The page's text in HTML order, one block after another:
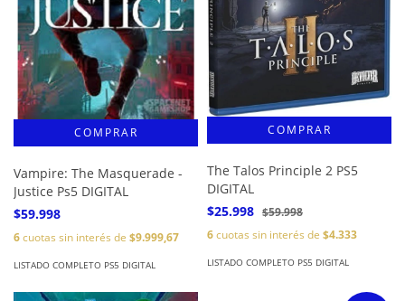
Vampire: The Masquerade -
Justice Ps5 DIGITAL
$59.998
6cuotas sin interés de $9.999,67
LISTADO COMPLETO PS5 DIGITAL
The Talos Principle 2 PS5
DIGITAL
$25.998 $59.998
6cuotas sin interés de $4.333
LISTADO COMPLETO PS5 DIGITAL